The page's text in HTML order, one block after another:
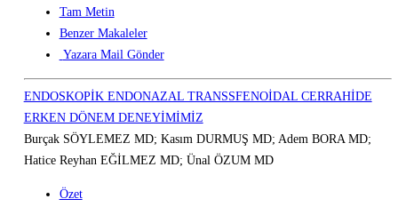
Tam Metin
Benzer Makaleler
Yazara Mail Gönder
ENDOSKOPİK ENDONAZAL TRANSSFENOİDAL CERRAHİDE
ERKEN DÖNEM DENEYİMİMİZ
Burçak SÖYLEMEZ MD; Kasım DURMUŞ MD; Adem BORA MD;
Hatice Reyhan EĞİLMEZ MD; Ünal ÖZUM MD
Özet